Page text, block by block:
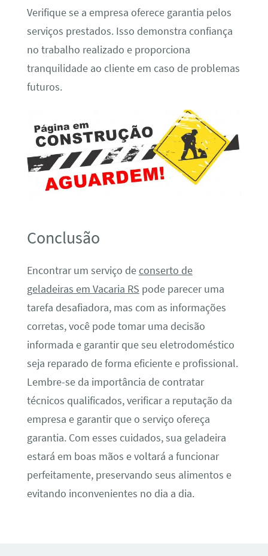
Verifique se a empresa oferece garantia pelos
serviços prestados. Isso demonstra confiança
no trabalho realizado e proporciona
tranquilidade ao cliente em caso de problemas
futuros.
Conclusão
Encontrar um serviço deconserto de
geladeiras em Vacaria RS pode parecer uma
tarefa desafiadora, mas com as informações
corretas, você pode tomar uma decisão
informada e garantir que seu eletrodoméstico
seja reparado de forma eficiente e profissional.
Lembre-se da importância de contratar
técnicos qualificados, verificar a reputação da
empresa e garantir que o serviço ofereça
garantia. Com esses cuidados, sua geladeira
estará em boas mãos e voltará a funcionar
perfeitamente, preservando seus alimentos e
evitando inconvenientes no dia a dia.